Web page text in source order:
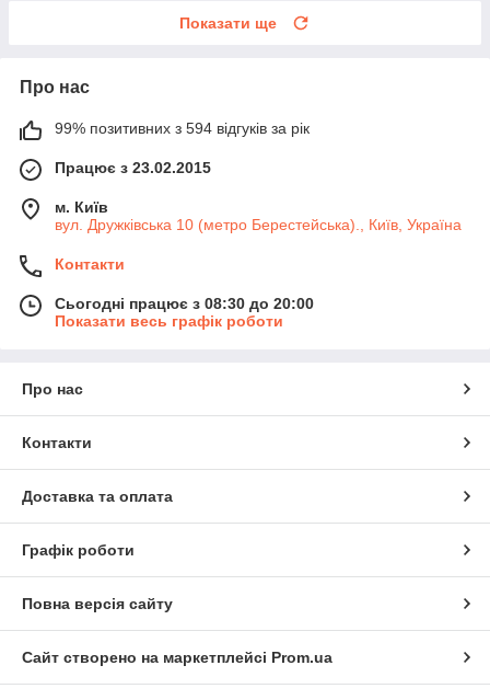
Показати ще
Про нас
99% позитивних з 594 відгуків за рік
Працює з 23.02.2015
м. Київ
вул. Дружківська 10 (метро Берестейська)., Київ, Україна
Контакти
Сьогодні працює з 08:30 до 20:00
Показати весь графік роботи
Про нас
Контакти
Доставка та оплата
Графік роботи
Повна версія сайту
Сайт створено на маркетплейсі Prom.ua